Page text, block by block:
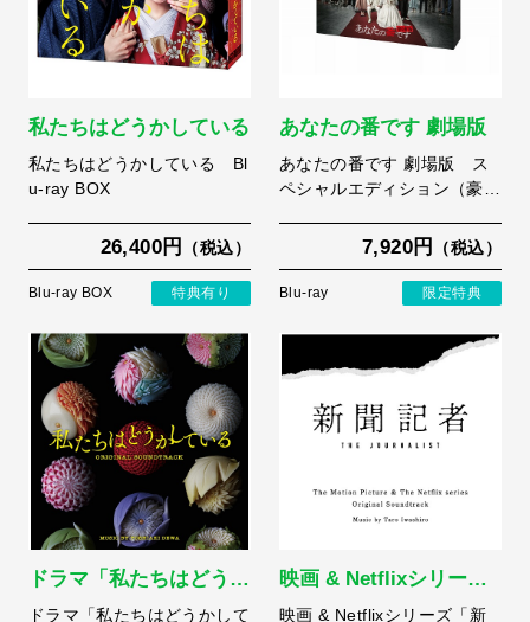
私たちはどうかしている
私たちはどうかしている Bl
u-ray BOX
26,400円 （税込）
Blu-ray BOX 特典有り
あなたの番です 劇場版
あなたの番です 劇場版 ス
ペシャルエディション（豪…
7,920円 （税込）
Blu-ray 限定特典
ドラマ「私たちはどう…
ドラマ「私たちはどうかして
映画 & Netflixシリー…
映画 & Netflixシリーズ「新